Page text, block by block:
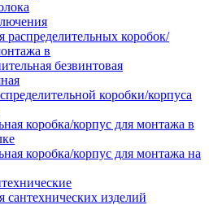
распределительных коробок/
в
безвинтовая
коробки/корпуса
коробка/корпус для монтажа в
коробка/корпус для монтажа на
сантехнических изделий